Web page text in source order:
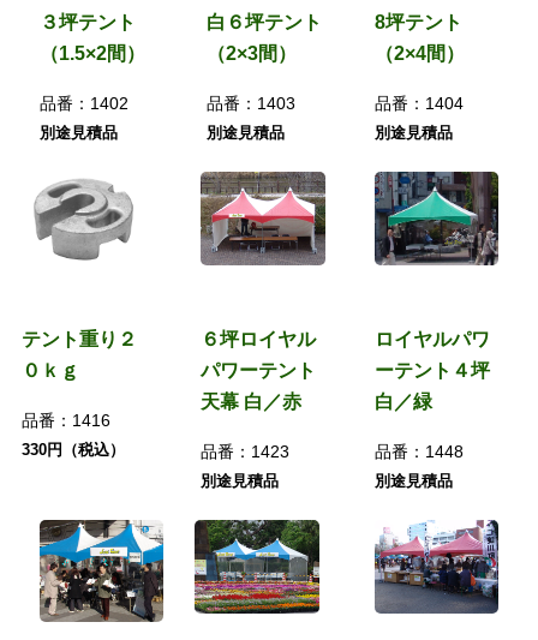
３坪テント
（1.5×2間）
品番： 1402
別途見積品
白６坪テント
（2×3間）
品番： 1403
別途見積品
8坪テント
（2×4間）
品番： 1404
別途見積品
テント重り２
０ｋｇ
品番： 1416
330円（税込）
６坪ロイヤル
パワーテント
天幕 白／赤
品番： 1423
別途見積品
ロイヤルパワ
ーテント４坪
白／緑
品番： 1448
別途見積品